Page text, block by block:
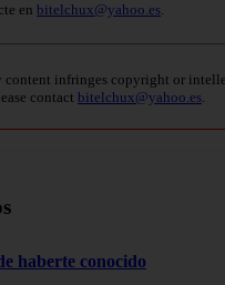
en bitelchux@yahoo.es
content infringes copyright or
contact bitelchux@yahoo.es
haberte conocido